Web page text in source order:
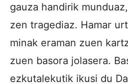
gauza handirik
zen tragediaz. Hamar
minak eraman zuen
zuen basora jolasera.
ezkutalekutik ikusi du